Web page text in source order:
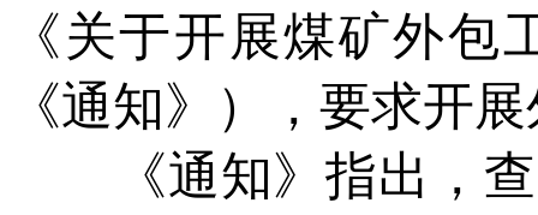
《关于开展煤矿外
《通知》），要求开
《通知》指出，查